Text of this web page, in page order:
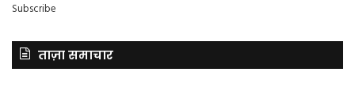
Subscribe
ताज़ा समाचार